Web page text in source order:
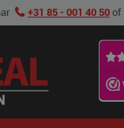
+31 85 - 001 40 50of